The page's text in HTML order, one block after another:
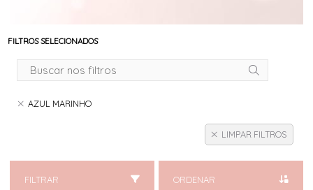
FILTROS SELECIONADOS
AZUL MARINHO
LIMPAR FILTROS
FILTRAR ORDENAR